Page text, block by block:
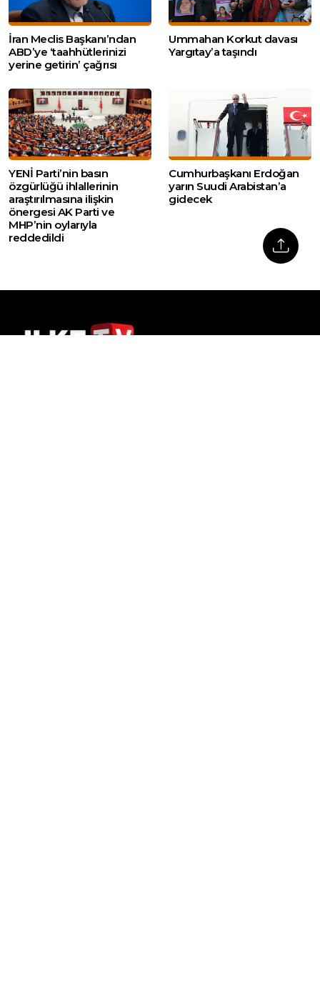
İran Meclis Başkanı’ndan
ABD’ye ‘taahhütlerinizi
yerine getirin’ çağrısı
Ummahan Korkut davası
Yargıtay’a taşındı
YENİ Parti’nin basın
özgürlüğü ihlallerinin
araştırılmasına ilişkin
önergesi AK Parti ve
MHP’nin oylarıyla
reddedildi
Cumhurbaşkanı Erdoğan
yarın Suudi Arabistan’a
gidecek